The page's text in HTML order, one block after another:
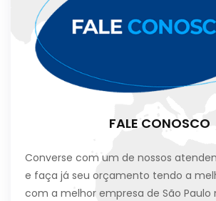
FALE CONOSCO
Converse com um de nossos
e faça já seu orçamento tendo a
com a melhor empresa de São Paulo